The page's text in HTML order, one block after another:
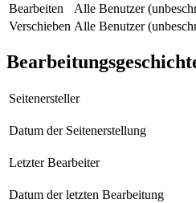
Bearbeiten
Alle Benutzer
Verschieben Alle Benutzer
Seitenersteller
Datum der Seitenerstellung
Letzter Bearbeiter
Datum der letzten Bearbeitung